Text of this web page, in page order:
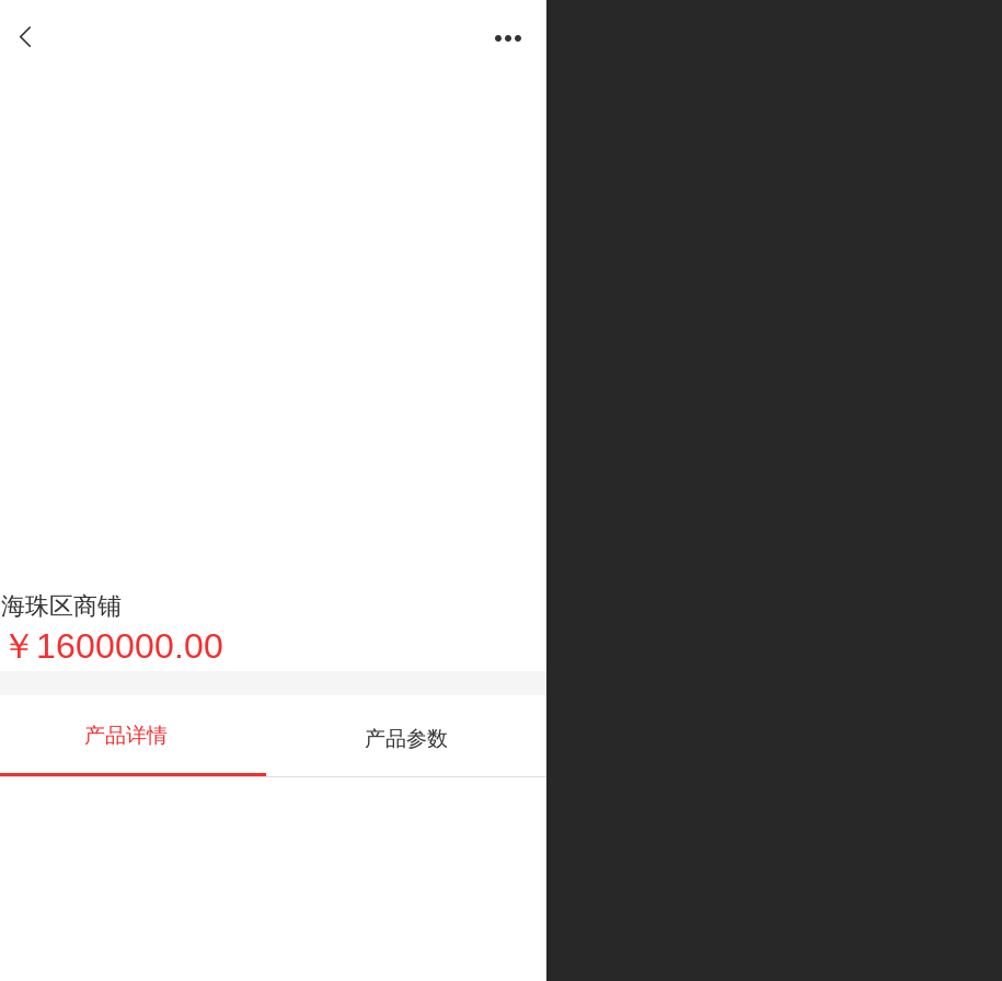
海珠区商铺
￥1600000.00
产品详情 产品参数